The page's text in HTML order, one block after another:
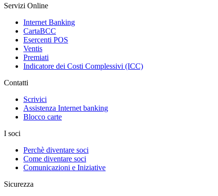
Servizi Online
Internet Banking
CartaBCC
Esercenti POS
Ventis
Premiati
Indicatore dei Costi Complessivi (ICC)
Contatti
Scrivici
Assistenza Internet banking
Blocco carte
I soci
Perchè diventare soci
Come diventare soci
Comunicazioni e Iniziative
Sicurezza